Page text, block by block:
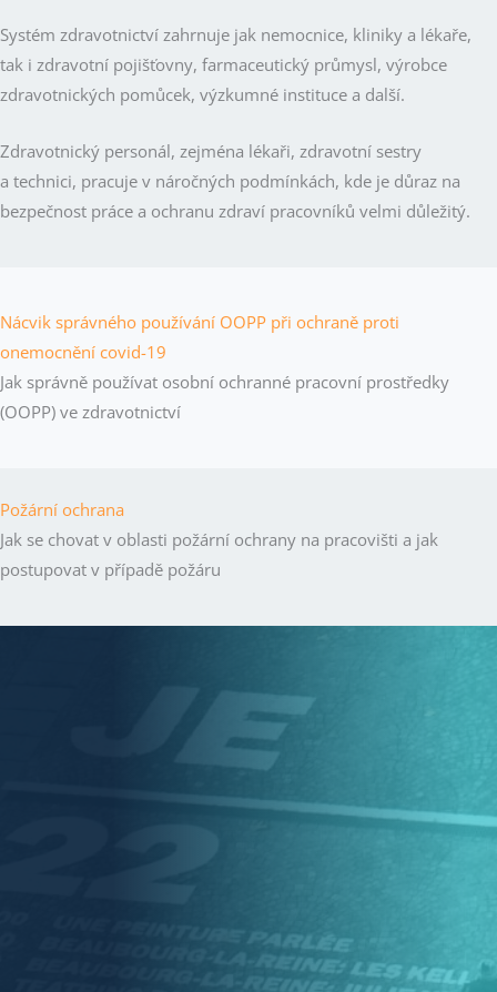
Systém zdravotnictví zahrnuje jak nemocnice, kliniky a lékaře,
tak i zdravotní pojišťovny, farmaceutický průmysl, výrobce
zdravotnických pomůcek, výzkumné instituce a další.
Zdravotnický personál, zejména lékaři, zdravotní sestry
a technici, pracuje v náročných podmínkách, kde je důraz na
bezpečnost práce a ochranu zdraví pracovníků velmi důležitý.
Nácvik správného používání OOPP při ochraně proti
onemocnění covid-19
Jak správně používat osobní ochranné pracovní prostředky
(OOPP) ve zdravotnictví
Požární ochrana
Jak se chovat v oblasti požární ochrany na pracovišti a jak
postupovat v případě požáru